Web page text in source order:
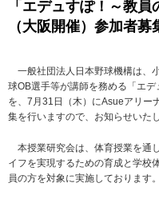
「エデュすぽ！～教員
（大阪開催）参加者募
一般社団法人日本野球機構は、
球OB選手等が講師を務める「エデ
を、7月31日（木）にAsueアリー
集を行いますので、お知らせいたし
本授業研究会は、体育授業を通
イフを実現するための育成と学校
員の方を対象に実施しております。